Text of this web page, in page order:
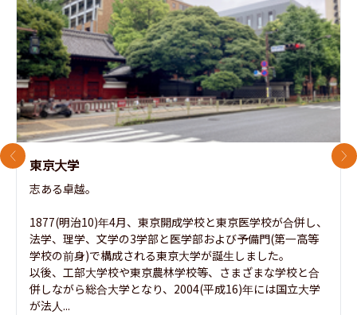
東京大学
志ある卓越。
1877(明治10)年4月、東京開成学校と東京医学校が合併し、
法学、理学、文学の3学部と医学部および予備門(第一高等
学校の前身)で構成される東京大学が誕生しました。
以後、工部大学校や東京農林学校等、さまざまな学校と合
併しながら総合大学となり、2004(平成16)年には国立大学
が法人...
前のスライド 次